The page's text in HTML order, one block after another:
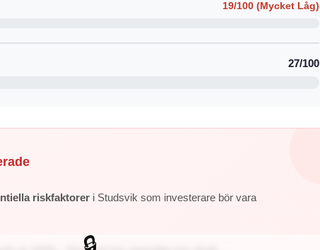
19/100 (Mycket Låg)
27/100
riskfaktorer i Studsvik som investerare bör vara